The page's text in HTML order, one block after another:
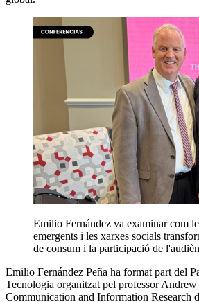
Emilio Fernández va examinar com
emergents i les xarxes socials
de consum i la participació de
Emilio Fernández Peña ha format part del
Tecnologia organitzat pel professor
Communication and Information Research